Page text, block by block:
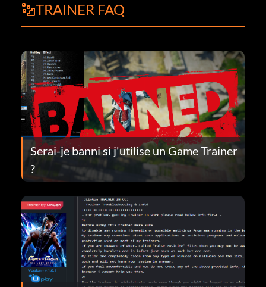
TRAINER FAQ
Serai-je banni si j'utilise un Game Trainer
?